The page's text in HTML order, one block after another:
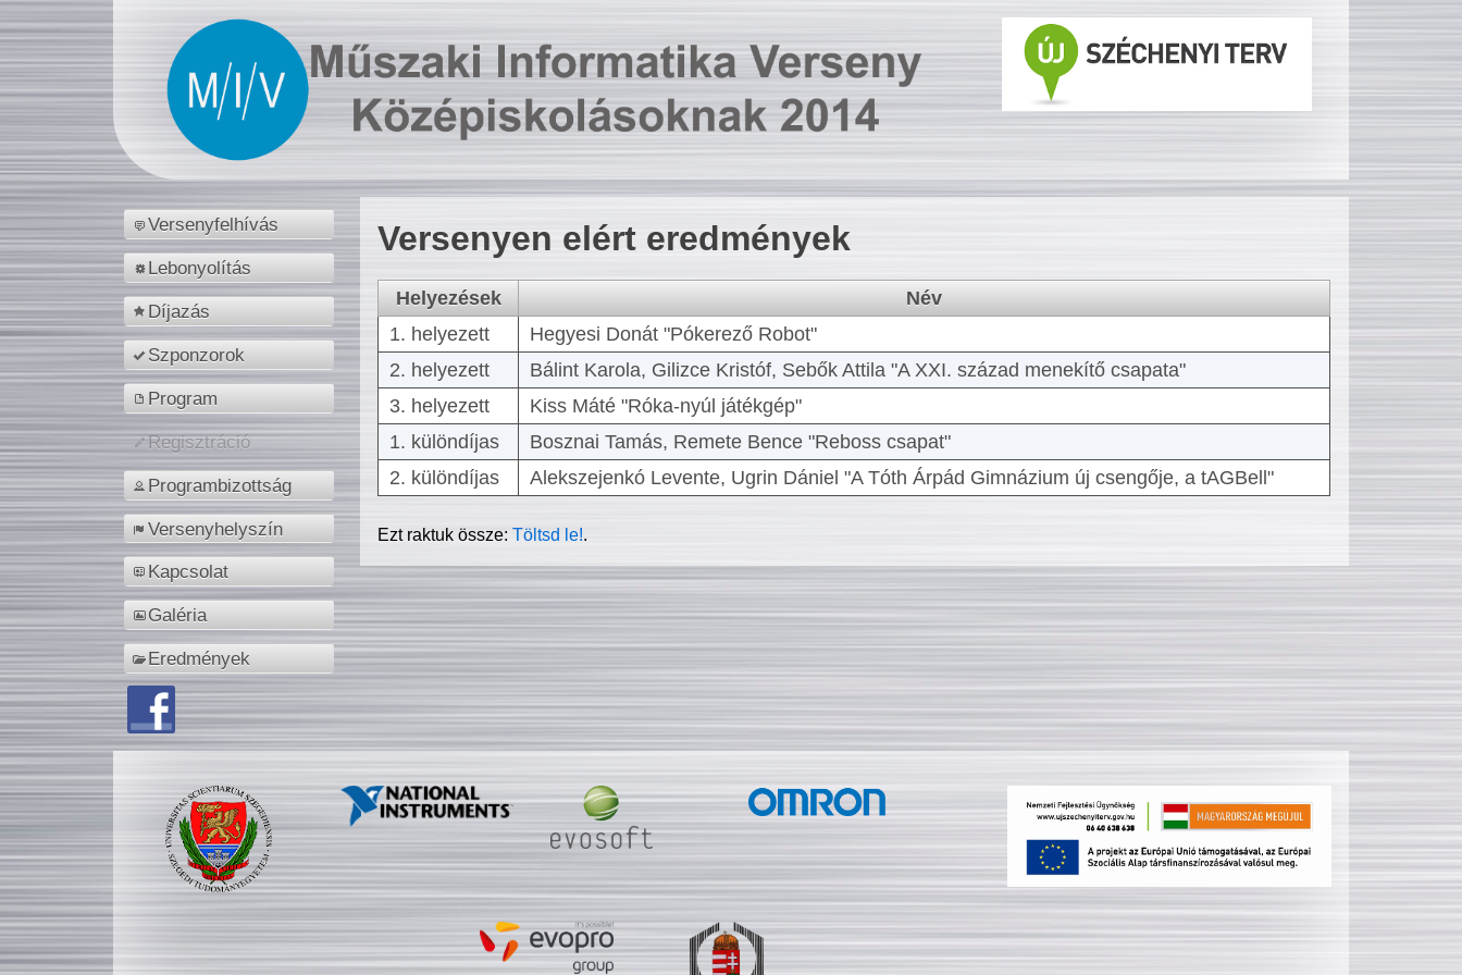
Versenyfelhívás
Lebonyolítás
Díjazás
Szponzorok
Program
Regisztráció
Programbizottság
Versenyhelyszín
Kapcsolat
Galéria
Eredmények
Versenyen elért eredmények
Helyezések
Név
1. helyezett
Hegyesi Donát "Pókerező Robot"
2. helyezett
Bálint Karola, Gilizce Kristóf, Sebők Attila "A XXI. század menekítő csapata"
3. helyezett
Kiss Máté "Róka-nyúl játékgép"
1. különdíjas
Bosznai Tamás, Remete Bence "Reboss csapat"
2. különdíjas
Alekszejenkó Levente, Ugrin Dániel "A Tóth Árpád Gimnázium új csengője, a tAGBell"
Ezt raktuk össze:Töltsd le!.